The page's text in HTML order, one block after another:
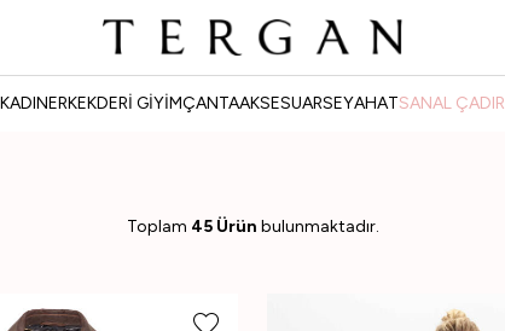
KADINERKEKDERİ GİYİMÇANTAAKSESUARSEYAHATSANAL ÇADIR
Toplam 45 Ürün bulunmaktadır.